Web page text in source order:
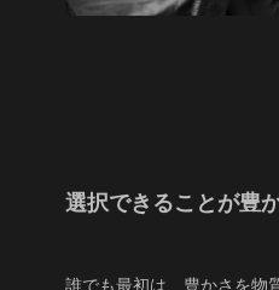
選択できることが豊
誰でも最初は、豊かさを物